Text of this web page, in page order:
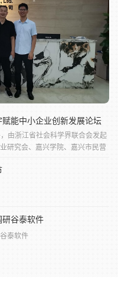
能中小企业创新发展论坛
由浙江省社会科学界联合会发起
研究会、嘉兴学院、嘉兴市民营
酒店隆重举行。
研谷泰软件
泰软件
年华服饰调研毛衫生产流程
约谷泰软件，编织袋行业开启信